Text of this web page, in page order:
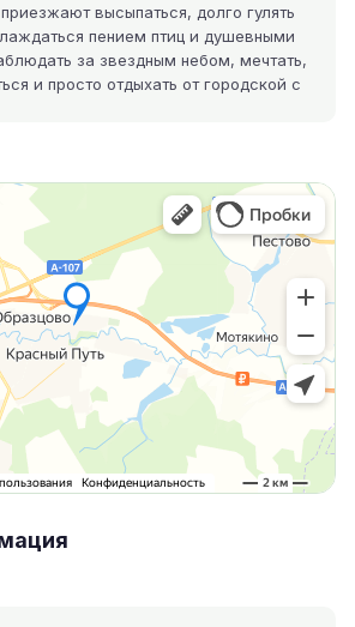
высыпаться, долго гулять
пением птиц и душевными
за звездным небом, мечтать,
и просто отдыхать от городской с